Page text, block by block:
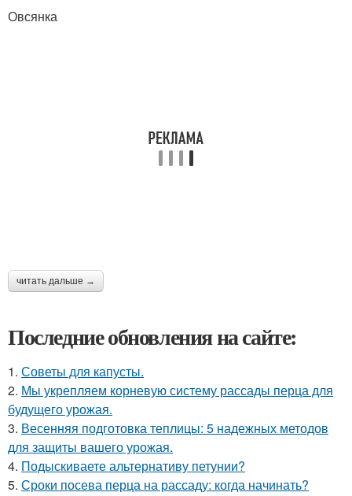
Овсянка
читать дальше →
Последние обновления на сайте:
1. Советы для капусты.
2. Мы укрепляем корневую систему рассады перца для
будущего урожая.
3. Весенняя подготовка теплицы: 5 надежных методов
для защиты вашего урожая.
4. Подыскиваете альтернативу петунии?
5. Сроки посева перца на рассаду: когда начинать?